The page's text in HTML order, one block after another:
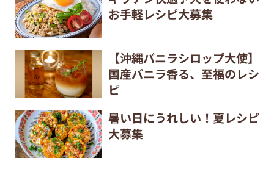
お手軽レシピ大募集
【沖縄バニラシロップ大使】
国産バニラ香る、至福のレシ
ピ
暑い日にうれしい！夏レシピ
大募集